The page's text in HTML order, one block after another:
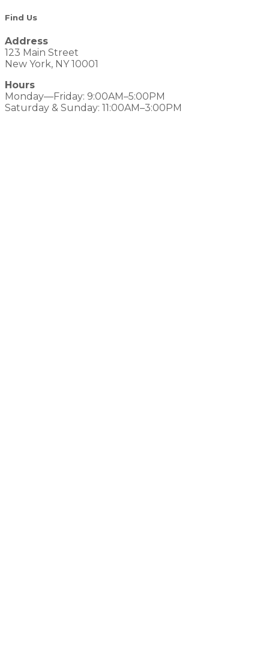
Find Us
Address
123 Main Street
New York, NY 10001
Hours
Monday—Friday: 9:00AM–5:00PM
Saturday & Sunday: 11:00AM–3:00PM